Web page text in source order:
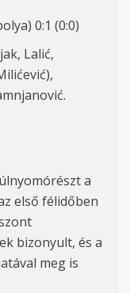
0:1 (0:0)
Lalić,
a
első félidőben
bizonyult, és a
meg is